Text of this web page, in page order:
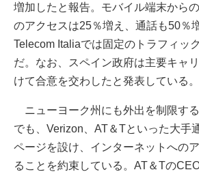
増加したと報告。モバイル端末から
のアクセスは25％増え、通話も50％
Telecom Italiaでは固定のトラフィッ
だ。なお、スペイン政府は主要キャ
けて合意を交わしたと発表している。
ニューヨーク州にも外出を制限す
でも、Verizon、AT＆Tといった大手
ページを設け、インターネットへの
ることを約束している。AT＆Tの